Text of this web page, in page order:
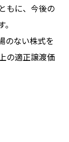
もに、今後の
のない株式を
の適正譲渡価